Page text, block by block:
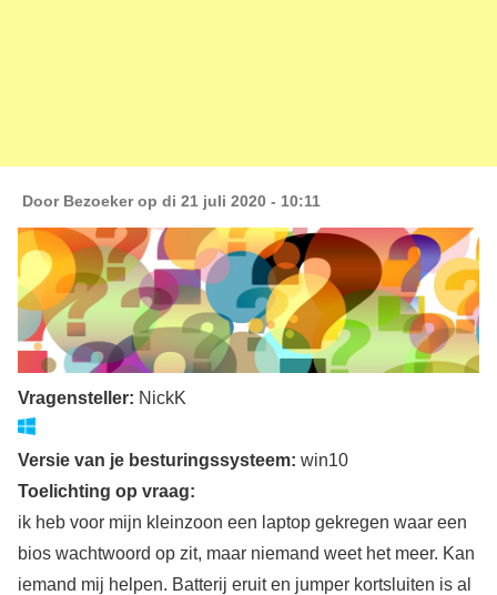
Door Bezoekerop di 21 juli 2020 - 10:11
Vragensteller: NickK
Versie van je besturingssysteem: win10
Toelichting op vraag:
ik heb voor mijn kleinzoon een laptop gekregen waar een
bios wachtwoord op zit, maar niemand weet het meer. Kan
iemand mij helpen. Batterij eruit en jumper kortsluiten is al